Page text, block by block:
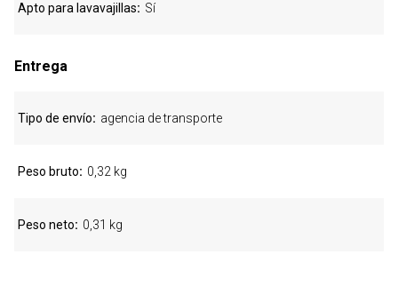
Apto para lavavajillas Sí
Entrega
Tipo de envío agencia de transporte
Peso bruto 0,32 kg
Peso neto 0,31 kg